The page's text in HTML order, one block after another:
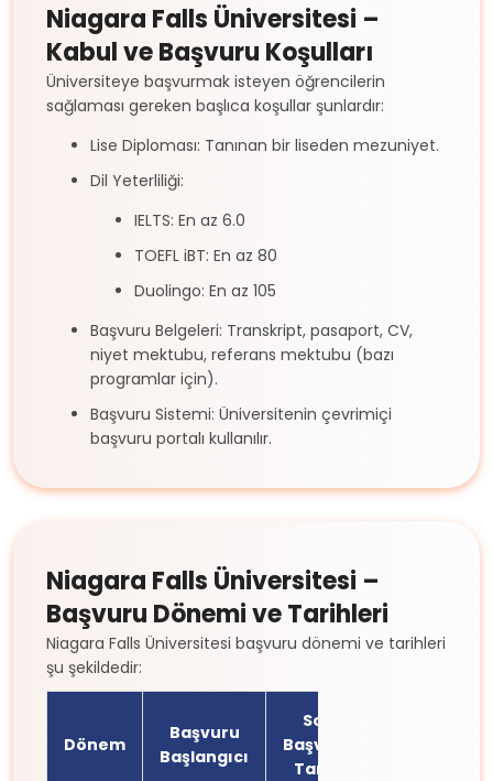
Niagara Falls Üniversitesi –
Kabul ve Başvuru Koşulları
Üniversiteye başvurmak isteyen öğrencilerin
sağlaması gereken başlıca koşullar şunlardır:
Lise Diploması: Tanınan bir liseden mezuniyet.
Dil Yeterliliği:
IELTS: En az 6.0
TOEFL iBT: En az 80
Duolingo: En az 105
Başvuru Belgeleri: Transkript, pasaport, CV,
niyet mektubu, referans mektubu (bazı
programlar için).
Başvuru Sistemi: Üniversitenin çevrimiçi
başvuru portalı kullanılır.
Niagara Falls Üniversitesi –
Başvuru Dönemi ve Tarihleri
Niagara Falls Üniversitesi başvuru dönemi ve tarihleri
şu şekildedir:
Dönem
Başvuru
Başlangıcı
Son
Başvuru
Tarihi